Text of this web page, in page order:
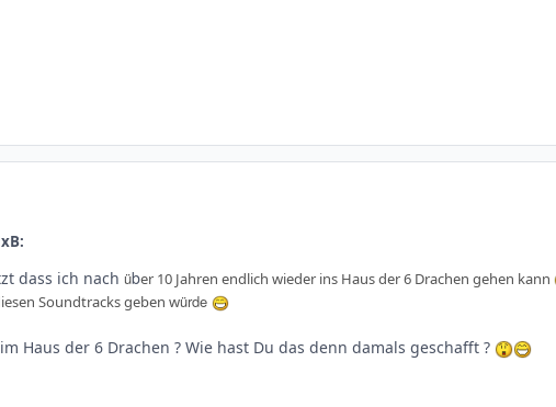
dass ich nachüber 10 Jahren endlich wieder ins Haus der 6 Drachen gehen kann
Soundtracks geben würde
Haus der 6 Drachen ? Wie hast Du das denn damals geschafft ?